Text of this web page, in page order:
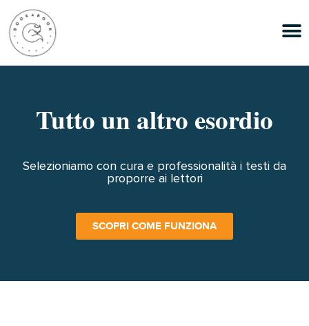
Tutto un altro esordio
Selezioniamo con cura e professionalità i testi da
proporre ai lettori
SCOPRI COME FUNZIONA